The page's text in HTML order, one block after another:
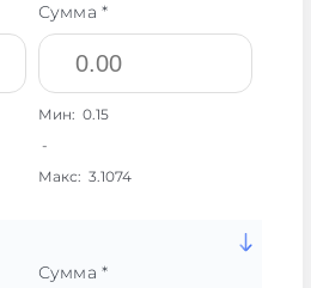
Сумма *
Мин: 0.15
-
Макс: 3.1074
Сумма *